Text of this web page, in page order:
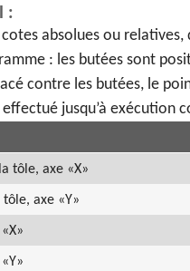
:
absolues ou relatives,
: les butées sont
contre les butées, le
jusqu’à exécution
tôle, axe «X»
axe «Y»